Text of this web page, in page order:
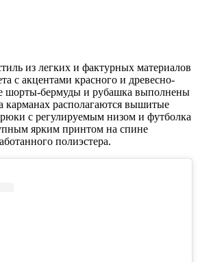
из легких и фактурных материалов
с акцентами красного и древесно-
шорты-бермуды и рубашка выполнены
карманах располагаются вышитые
с регулируемым низом и футболка
ярким принтом на спине
полиэстера.